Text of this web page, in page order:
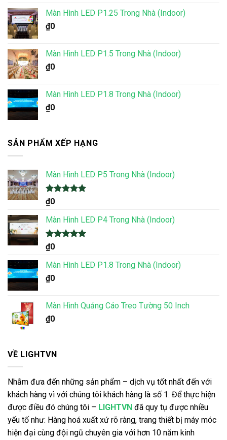
Màn Hình LED P1.25 Trong Nhà (Indoor)
₫0
Màn Hình LED P1.5 Trong Nhà (Indoor)
₫0
Màn Hình LED P1.8 Trong Nhà (Indoor)
₫0
SẢN PHẨM XẾP HẠNG
Màn Hình LED P5 Trong Nhà (Indoor)
Được xếp
hạng
5 sao
₫0
Màn Hình LED P4 Trong Nhà (Indoor)
Được xếp
hạng
5 sao
₫0
Màn Hình LED P1.8 Trong Nhà (Indoor)
₫0
Màn Hình Quảng Cáo Treo Tường 50 Inch
₫0
VỀ LIGHTVN
Nhằm đưa đến những sản phẩm – dịch vụ tốt nhất đến với
khách hàng vì với chúng tôi khách hàng là số 1. Để thực hiện
được điều đó chúng tôi – LIGHTVN đã quy tụ được nhiều
yếu tố như: Hàng hoá xuất xứ rõ ràng, trang thiết bị máy móc
hiện đại cùng đội ngũ chuyên gia với hơn 10 năm kinh